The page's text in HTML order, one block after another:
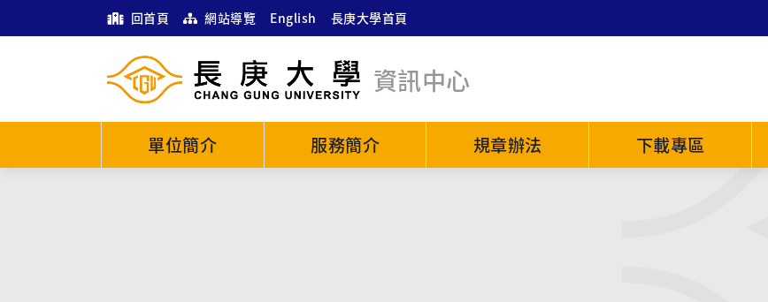
回首頁 網站導覽 English 長庚大學首頁
資訊中心
單位簡介 服務簡介 規章辦法 下載專區